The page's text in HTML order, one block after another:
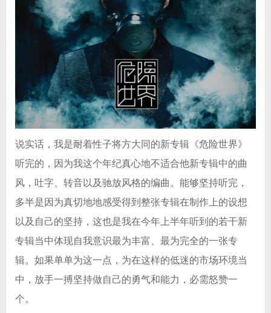
说实话，我是耐着性子将方大同的新专辑《危险世界》
听完的，因为我这个年纪真心地不适合他新专辑中的曲
风，吐字、转音以及驰放风格的编曲。能够坚持听完，
多半是因为真切地地感受得到整张专辑在制作上的设想
以及自己的坚持，这也是我在今年上半年听到的若干新
专辑当中体现自我意识最为丰富、最为完全的一张专
辑。如果单单为这一点，为在这样的低迷的市场环境当
中，放手一搏坚持做自己的勇气和能力，必需怒赞一
个。